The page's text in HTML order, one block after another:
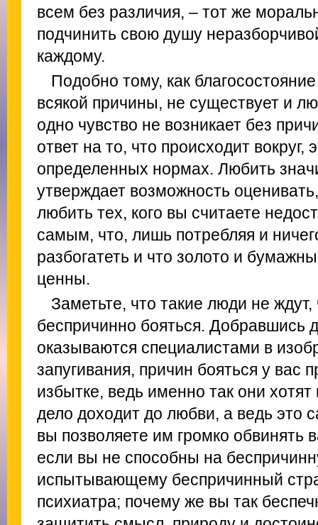
всем без различия, – тот же
подчинить свою душу
каждому.
Подобно тому, как
всякой причины, не существует и
одно чувство не возникает без
ответ на то, что происходит
определенных нормах. Любить
утверждает возможность
любить тех, кого вы считаете
самым, что, лишь потребляя и
разбогатеть и что золото и
ценны.
Заметьте, что такие люди не
беспричинно бояться. Добравшись
оказываются специалистами в
запугивания, причин бояться у вас
избытке, ведь именно так они
дело доходит до любви, а ведь это
вы позволяете им громко обвинять
если вы не способны на
испытывающему беспричинный
психиатра; почему же вы так